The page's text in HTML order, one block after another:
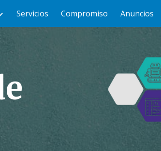
Skip to navigation
Servicios Compromiso Anuncios